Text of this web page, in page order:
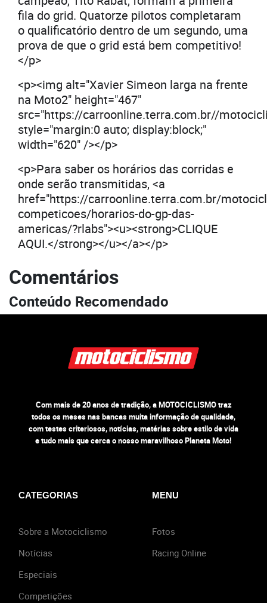
fila do grid. Quatorze pilotos completaram
o qualificatório dentro de um segundo, uma
prova de que o grid está bem competitivo!
</p>
<p><img alt="Xavier Simeon larga na frente
na Moto2" height="467"
src="https://carroonline.terra.com.br//
style="margin:0 auto; display:block;"
width="620" /></p>
<p>Para saber os horários das corridas e
onde serão transmitidas, <a
href="https://carroonline.terra.com.br/
competicoes/horarios-do-gp-das-
americas/?rlabs"><u><strong>CLIQUE
AQUI.</strong></u></a></p>
Comentários
Conteúdo Recomendado
Com mais de 20 anos de tradição, a MOTOCICLISMO traz
todos os meses nas bancas muita informação de qualidade,
com testes criteriosos, notícias, matérias sobre estilo de vida
e tudo mais que cerca o nosso maravilhoso Planeta Moto!
CATEGORIAS
Sobre a Motociclismo
Notícias
Especiais
Competições
MENU
Fotos
Racing Online